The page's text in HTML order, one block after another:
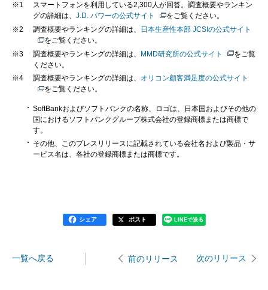
※1
スマートフォンを利用している2,300人が回答。調査概要やランキン
グの詳細は、 J.D. パワーの公式サイト
をご覧ください。
※2
調査概要やランキングの詳細は、
日本生産性本部 JCSIの公式サイト
をご覧ください。
※3
調査概要やランキングの詳細は、 MMD研究所の公式サイト
をご覧
ください。
※4
調査概要やランキングの詳細は、 オリコン顧客満足度の公式サイト
をご覧ください。
SoftBankおよびソフトバンクの名称、ロゴは、日本国およびその他の
国におけるソフトバンクグループ株式会社の登録商標または商標で
す。
その他、このプレスリリースに記載されている会社名および製品・サ
ービス名は、各社の登録商標または商標です。
シェア ポスト LINEで送る
一覧へ戻る 前のリリース 次のリリース